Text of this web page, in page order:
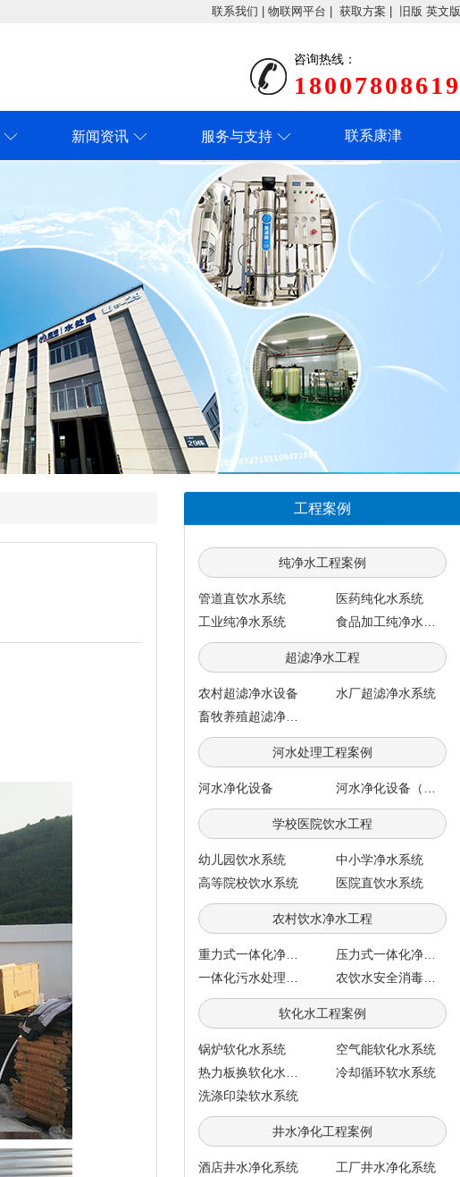
联系我们 物联网平台 获取方案 旧版 英文版
咨询热线：
18007808619
新闻资讯 服务与支持 联系康津
工程案例
纯净水工程案例
管道直饮水系统
医药纯化水系统
工业纯净水系统
超滤净水工程
农村超滤净水设备
水厂超滤净水系统
河水处理工程案例
河水净化设备
学校医院饮水工程
幼儿园饮水系统
中小学净水系统
高等院校饮水系统
医院直饮水系统
农村饮水净水工程
软化水工程案例
锅炉软化水系统
空气能软化水系统
冷却循环软水系统
洗涤印染软水系统
井水净化工程案例
酒店井水净化系统
工厂井水净化系统